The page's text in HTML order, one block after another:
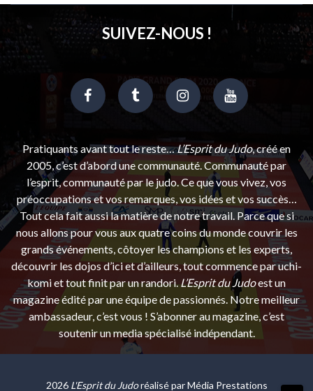
SUIVEZ-NOUS !
Pratiquants avant tout le reste…L’Esprit du Judo, créé en
2005, c’est d’abord une communauté. Communauté par
l’esprit, communauté par le judo. Ce que vous vivez, vos
préoccupations et vos remarques, vos idées et vos succès…
Tout cela fait aussi la matière de notre travail. Parce que si
nous allons pour vous aux quatre coins du monde couvrir les
grands événements, côtoyer les champions et les experts,
découvrir les dojos d’ici et d’ailleurs, tout commence par uchi-
komi et tout finit par un randori.L’Esprit du Judoest un
magazine édité par une équipe de passionnés. Notre meilleur
ambassadeur, c’est vous ! S’abonner au magazine, c’est
soutenir un media spécialisé indépendant.
2026 L'Esprit du Judoréalisé parMédia Prestations